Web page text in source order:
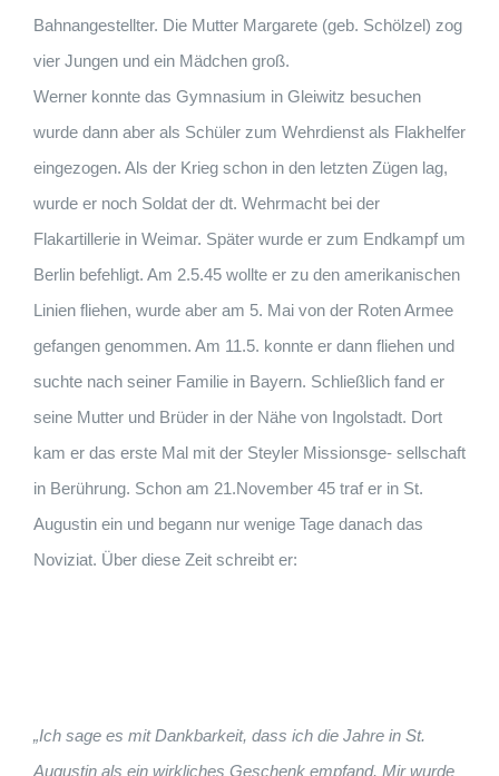
Bahnangestellter. Die Mutter Margarete (geb. Schölzel) zog
vier Jungen und ein Mädchen groß.
Werner konnte das Gymnasium in Gleiwitz besuchen
wurde dann aber als Schüler zum Wehrdienst als Flakhelfer
eingezogen. Als der Krieg schon in den letzten Zügen lag,
wurde er noch Soldat der dt. Wehrmacht bei der
Flakartillerie in Weimar. Später wurde er zum Endkampf um
Berlin befehligt. Am 2.5.45 wollte er zu den amerikanischen
Linien fliehen, wurde aber am 5. Mai von der Roten Armee
gefangen genommen. Am 11.5. konnte er dann fliehen und
suchte nach seiner Familie in Bayern. Schließlich fand er
seine Mutter und Brüder in der Nähe von Ingolstadt. Dort
kam er das erste Mal mit der Steyler Missionsge- sellschaft
in Berührung. Schon am 21.November 45 traf er in St.
Augustin ein und begann nur wenige Tage danach das
Noviziat. Über diese Zeit schreibt er:
„Ich sage es mit Dankbarkeit, dass ich die Jahre in St.
Augustin als ein wirkliches Geschenk empfand. Mir wurde